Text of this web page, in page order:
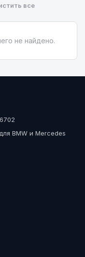
все
не найдено.
BMW и Mercedes